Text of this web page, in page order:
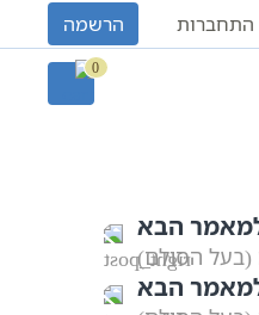
התחברות הרשמה
0
הבא
הסולם)
הבא